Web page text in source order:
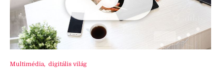
Multimédia, digitális világ